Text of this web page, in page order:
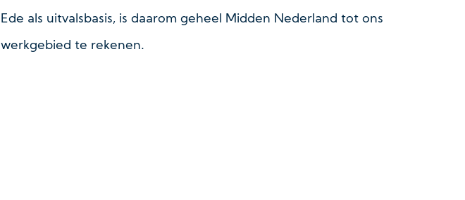
Ede als uitvalsbasis, is daarom geheel Midden Nederland tot ons
werkgebied te rekenen.